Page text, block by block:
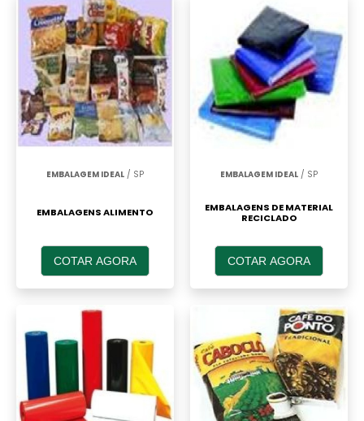
EMBALAGEM IDEAL / SP
EMBALAGENS ALIMENTO
COTAR AGORA
EMBALAGEM IDEAL / SP
EMBALAGENS DE MATERIAL
RECICLADO
COTAR AGORA